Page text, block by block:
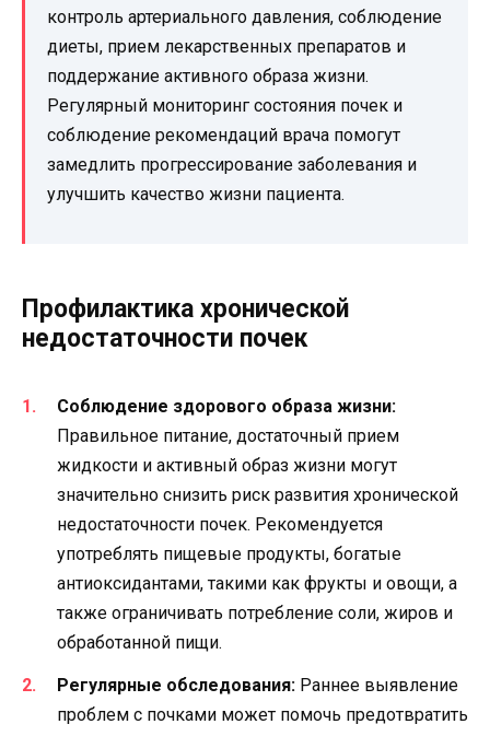
контроль артериального давления, соблюдение
диеты, прием лекарственных препаратов и
поддержание активного образа жизни.
Регулярный мониторинг состояния почек и
соблюдение рекомендаций врача помогут
замедлить прогрессирование заболевания и
улучшить качество жизни пациента.
Профилактика хронической
недостаточности почек
Соблюдение здорового образа жизни:
Правильное питание, достаточный прием
жидкости и активный образ жизни могут
значительно снизить риск развития хронической
недостаточности почек. Рекомендуется
употреблять пищевые продукты, богатые
антиоксидантами, такими как фрукты и овощи, а
также ограничивать потребление соли, жиров и
обработанной пищи.
Регулярные обследования: Раннее выявление
проблем с почками может помочь предотвратить